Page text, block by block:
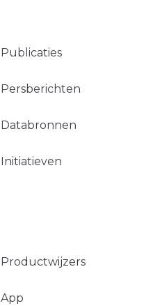
Publicaties
Persberichten
Databronnen
Initiatieven
Productwijzers
App